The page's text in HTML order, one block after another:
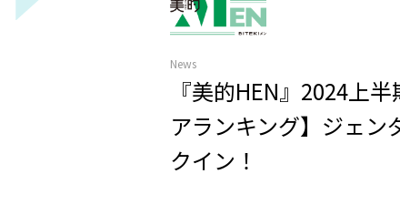
News
『美的HEN』2024上
アランキング】ジェン
クイン！